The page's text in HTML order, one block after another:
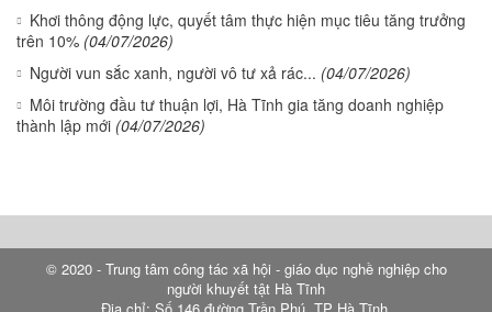
Khơi thông động lực, quyết tâm thực hiện mục tiêu tăng trưởng
trên 10% (04/07/2026)
Người vun sắc xanh, người vô tư xả rác... (04/07/2026)
Môi trường đầu tư thuận lợi, Hà Tĩnh gia tăng doanh nghiệp
thành lập mới (04/07/2026)
© 2020 - Trung tâm công tác xã hội - giáo dục nghề nghiệp cho
người khuyết tật Hà Tĩnh